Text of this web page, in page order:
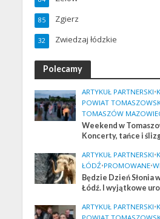
Zgierz
85
Zwiedzaj łódzkie
32
Polecamy
ARTYKUŁ PARTNERSKI•
POWIAT
TOMASZÓW
Weekend w
Koncerty, tańce i
ARTYKUŁ PARTNERSKI•
ŁÓDŹ•PROMOWANE•
Będzie Dzień Słonia
Łódź. I wyjątkowe
ARTYKUŁ PARTNERSKI•